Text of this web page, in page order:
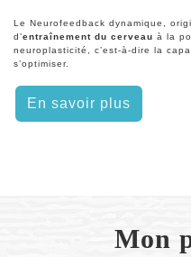
Le Neurofeedback dynamique,
d’entraînement du cerveau à la
neuroplasticité, c’est-à-dire la
s’optimiser.
En savoir plus
Mon